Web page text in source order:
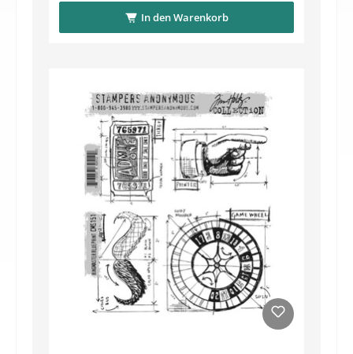
In den Warenkorb